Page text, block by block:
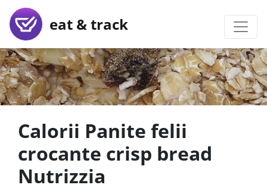
eat & track
Calorii Panite felii
crocante crisp bread
Nutrizzia